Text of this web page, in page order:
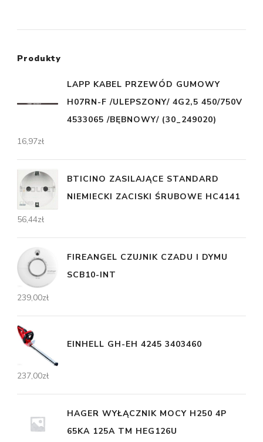
Produkty
LAPP KABEL PRZEWÓD GUMOWY
H07RN-F /ULEPSZONY/ 4G2,5 450/750V
4533065 /BĘBNOWY/ (30_249020)
16,97zł
BTICINO ZASILAJĄCE STANDARD
NIEMIECKI ZACISKI ŚRUBOWE HC4141
56,44zł
FIREANGEL CZUJNIK CZADU I DYMU
SCB10-INT
239,00zł
EINHELL GH-EH 4245 3403460
237,00zł
HAGER WYŁĄCZNIK MOCY H250 4P
65KA 125A TM HEG126U